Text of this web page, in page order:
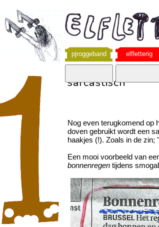
pjroggeband elfletterig
sarcastisch
Nog even terugkomend op
doven gebruikt wordt een
haakjes (!). Zoals in de zin;
Een mooi voorbeeld van
bonnenregen tijdens